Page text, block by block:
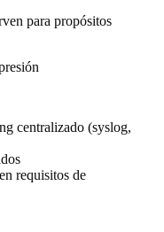
para propósitos
centralizado (syslog,
requisitos de